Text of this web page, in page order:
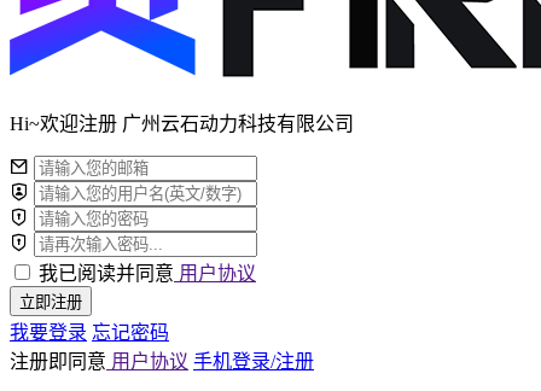
Hi~欢迎注册 广州云石动力科技有限公司
我已阅读并同意 用户协议
立即注册
我要登录 忘记密码
注册即同意 用户协议 手机登录/注册